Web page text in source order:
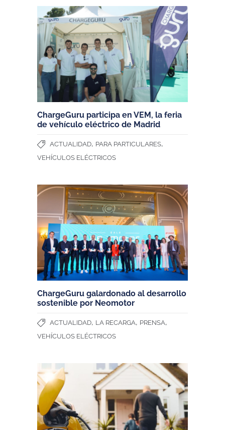
ChargeGuru participa en VEM, la feria
de vehículo eléctrico de Madrid
ACTUALIDAD, PARA PARTICULARES,
VEHÍCULOS ELÉCTRICOS
ChargeGuru galardonado al desarrollo
sostenible por Neomotor
ACTUALIDAD, LA RECARGA, PRENSA,
VEHÍCULOS ELÉCTRICOS